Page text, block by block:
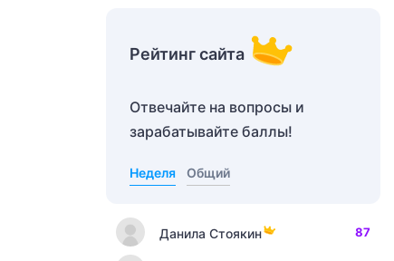
Рейтинг сайта
Отвечайте на вопросы и
зарабатывайте баллы!
Неделя Общий
Данила Стоякин 87